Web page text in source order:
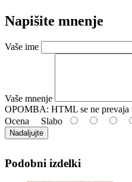
Napišite mnenje
Vaše ime
Vaše mnenje
OPOMBA: HTML se ne
Ocena Slabo
Nadaljujte
Podobni izdelki